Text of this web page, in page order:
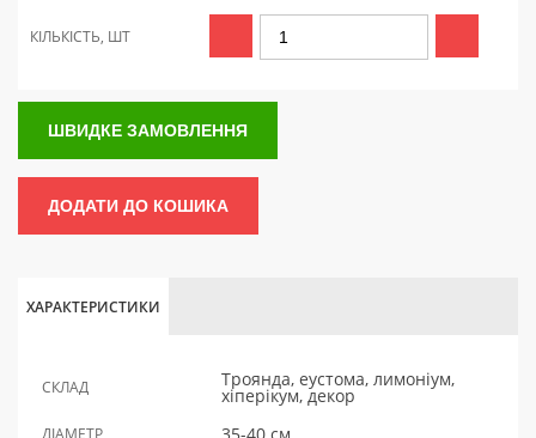
КІЛЬКІСТЬ, ШТ
ШВИДКЕ ЗАМОВЛЕННЯ
ДОДАТИ ДО КОШИКА
ХАРАКТЕРИСТИКИ
СКЛАД Троянда, еустома, лимоніум,
хіперікум, декор